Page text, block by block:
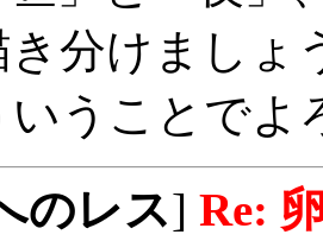
き分けましょ
いうことでよ
のレス] Re: